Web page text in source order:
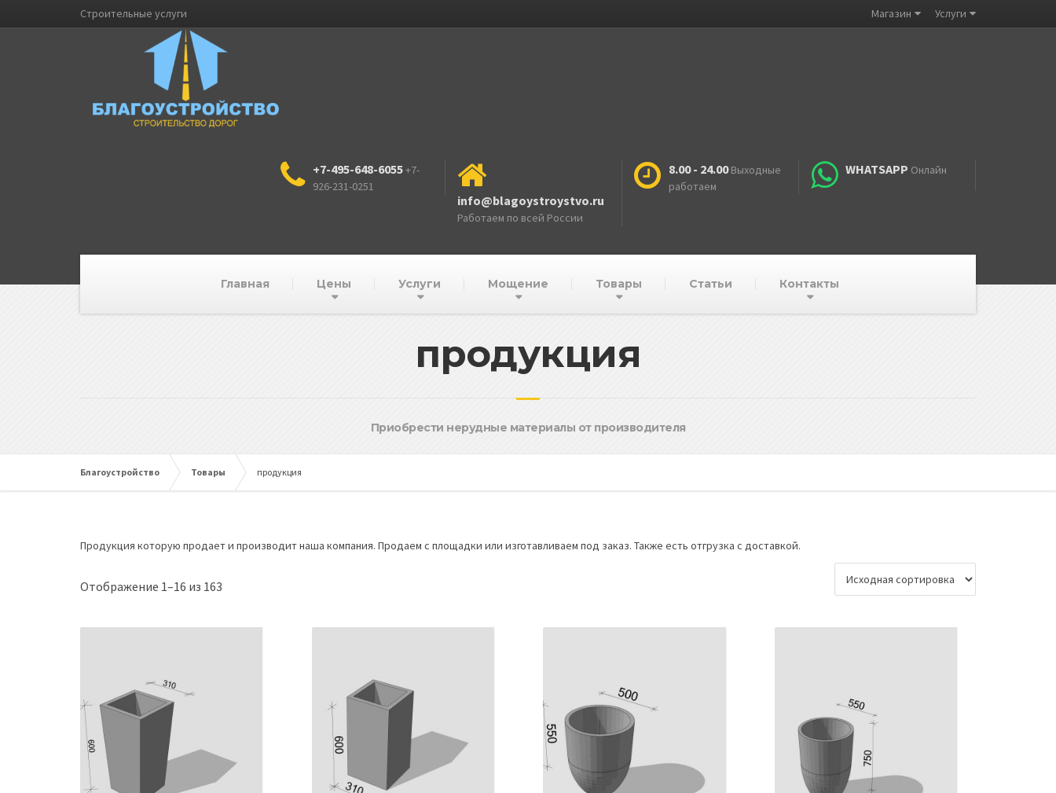
Строительные услуги Магазин Услуги
+7-495-648-6055+7-
926-231-0251
info@blagoystroystvo.ru
Работаем по всей России
8.00 - 24.00 Выходные
работаем
WHATSAPP Онлайн
Главная Цены Услуги Мощение Товары Статьи Контакты
продукция
Приобрести нерудные материалы от производителя
Благоустройство Товары продукция
Продукция которую продает и производит наша компания. Продаем с площадки или изготавливаем под заказ. Также есть отгрузка с доставкой.
Отображение 1–16 из 163